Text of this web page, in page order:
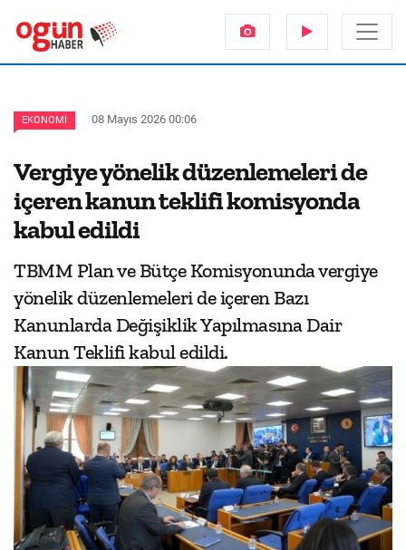
EKONOMI 08 Mayıs 2026 00:06
Vergiye yönelik düzenlemeleri de
içeren kanun teklifi komisyonda
kabul edildi
TBMM Plan ve Bütçe Komisyonunda vergiye
yönelik düzenlemeleri de içeren Bazı
Kanunlarda Değişiklik Yapılmasına Dair
Kanun Teklifi kabul edildi.